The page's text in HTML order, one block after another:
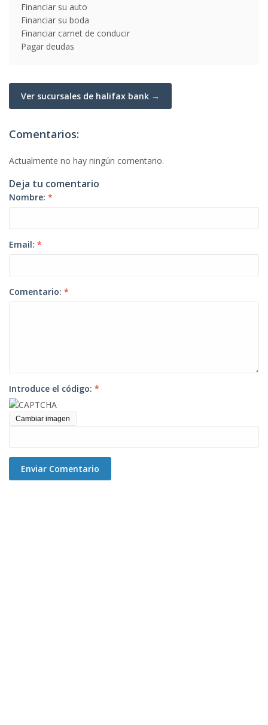
Financiar su auto
Financiar su boda
Financiar carnet de conducir
Pagar deudas
Ver sucursales de halifax bank →
Comentarios:
Actualmente no hay ningún comentario.
Deja tu comentario
Nombre: *
Email: *
Comentario: *
Introduce el código: *
Cambiar imagen
Enviar Comentario